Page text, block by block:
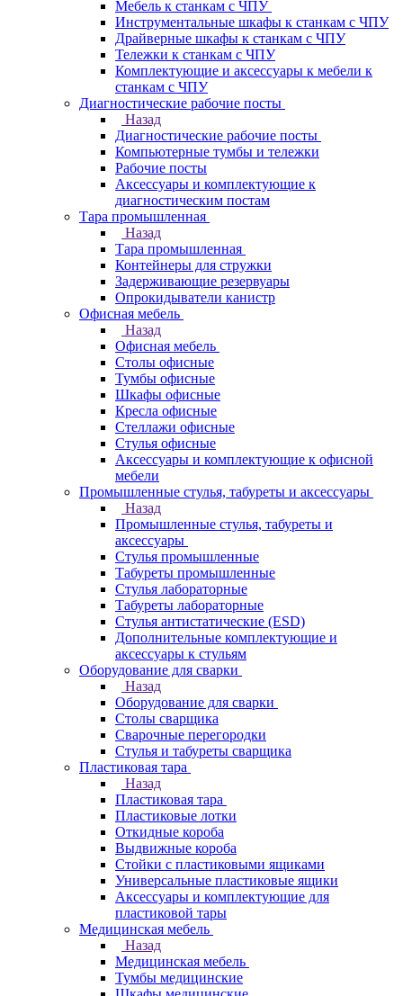
Мебель к станкам с ЧПУ
Инструментальные шкафы к станкам с ЧПУ
Драйверные шкафы к станкам с ЧПУ
Тележки к станкам с ЧПУ
Комплектующие и аксессуары к мебели к
станкам с ЧПУ
Диагностические рабочие посты
Назад
Диагностические рабочие посты
Компьютерные тумбы и тележки
Рабочие посты
Аксессуары и комплектующие к
диагностическим постам
Тара промышленная
Назад
Тара промышленная
Контейнеры для стружки
Задерживающие резервуары
Опрокидыватели канистр
Офисная мебель
Назад
Офисная мебель
Столы офисные
Тумбы офисные
Шкафы офисные
Кресла офисные
Стеллажи офисные
Стулья офисные
Аксессуары и комплектующие к офисной
мебели
Промышленные стулья, табуреты и аксессуары
Назад
Промышленные стулья, табуреты и
аксессуары
Стулья промышленные
Табуреты промышленные
Стулья лабораторные
Табуреты лабораторные
Стулья антистатические (ESD)
Дополнительные комплектующие и
аксессуары к стульям
Оборудование для сварки
Назад
Оборудование для сварки
Столы сварщика
Сварочные перегородки
Стулья и табуреты сварщика
Пластиковая тара
Назад
Пластиковая тара
Пластиковые лотки
Откидные короба
Выдвижные короба
Стойки с пластиковыми ящиками
Универсальные пластиковые ящики
Аксессуары и комплектующие для
пластиковой тары
Медицинская мебель
Назад
Медицинская мебель
Тумбы медицинские